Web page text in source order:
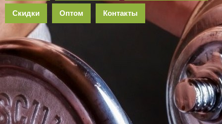
Скидки Оптом Контакты